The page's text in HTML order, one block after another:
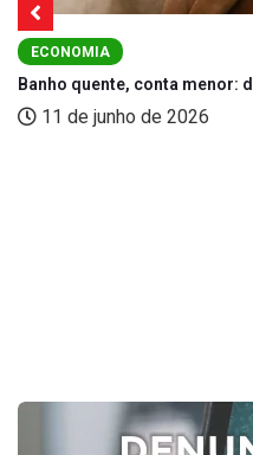
ECONOMIA
Banho quente, conta menor:
11 de junho de 2026